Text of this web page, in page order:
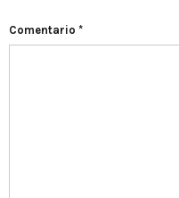
Comentario *